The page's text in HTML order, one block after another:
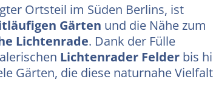
Ortsteil im Süden Berlins, ist
Gärten und die Nähe zum
Lichtenrade. Dank der Fülle
Lichtenrader Felder bis
Gärten, die diese naturnahe Vielfalt